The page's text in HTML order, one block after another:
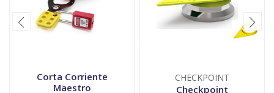
Corta Corriente
Maestro
CHECKPOINT
Checkpoint